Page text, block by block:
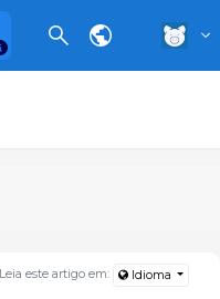
Leia este artigo em: Idioma